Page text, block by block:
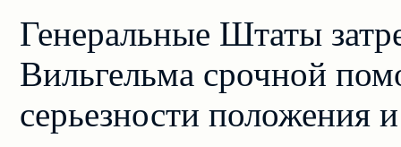
Генеральные Штаты
Вильгельма срочной
серьезности положения